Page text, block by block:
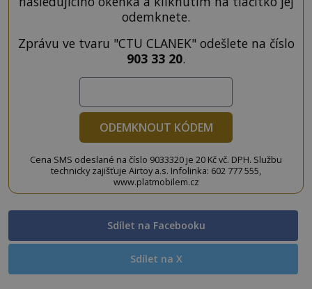
odemknete.
Zprávu ve tvaru "CTU CLANEK" odešlete na číslo
903 33 20.
ODEMKNOUT KÓDEM
Cena SMS odeslané na číslo 9033320 je 20 Kč vč. DPH. Službu
technicky zajišťuje Airtoy a.s. Infolinka: 602 777 555,
www.platmobilem.cz
Sdílet na Facebooku
Sdílet na X